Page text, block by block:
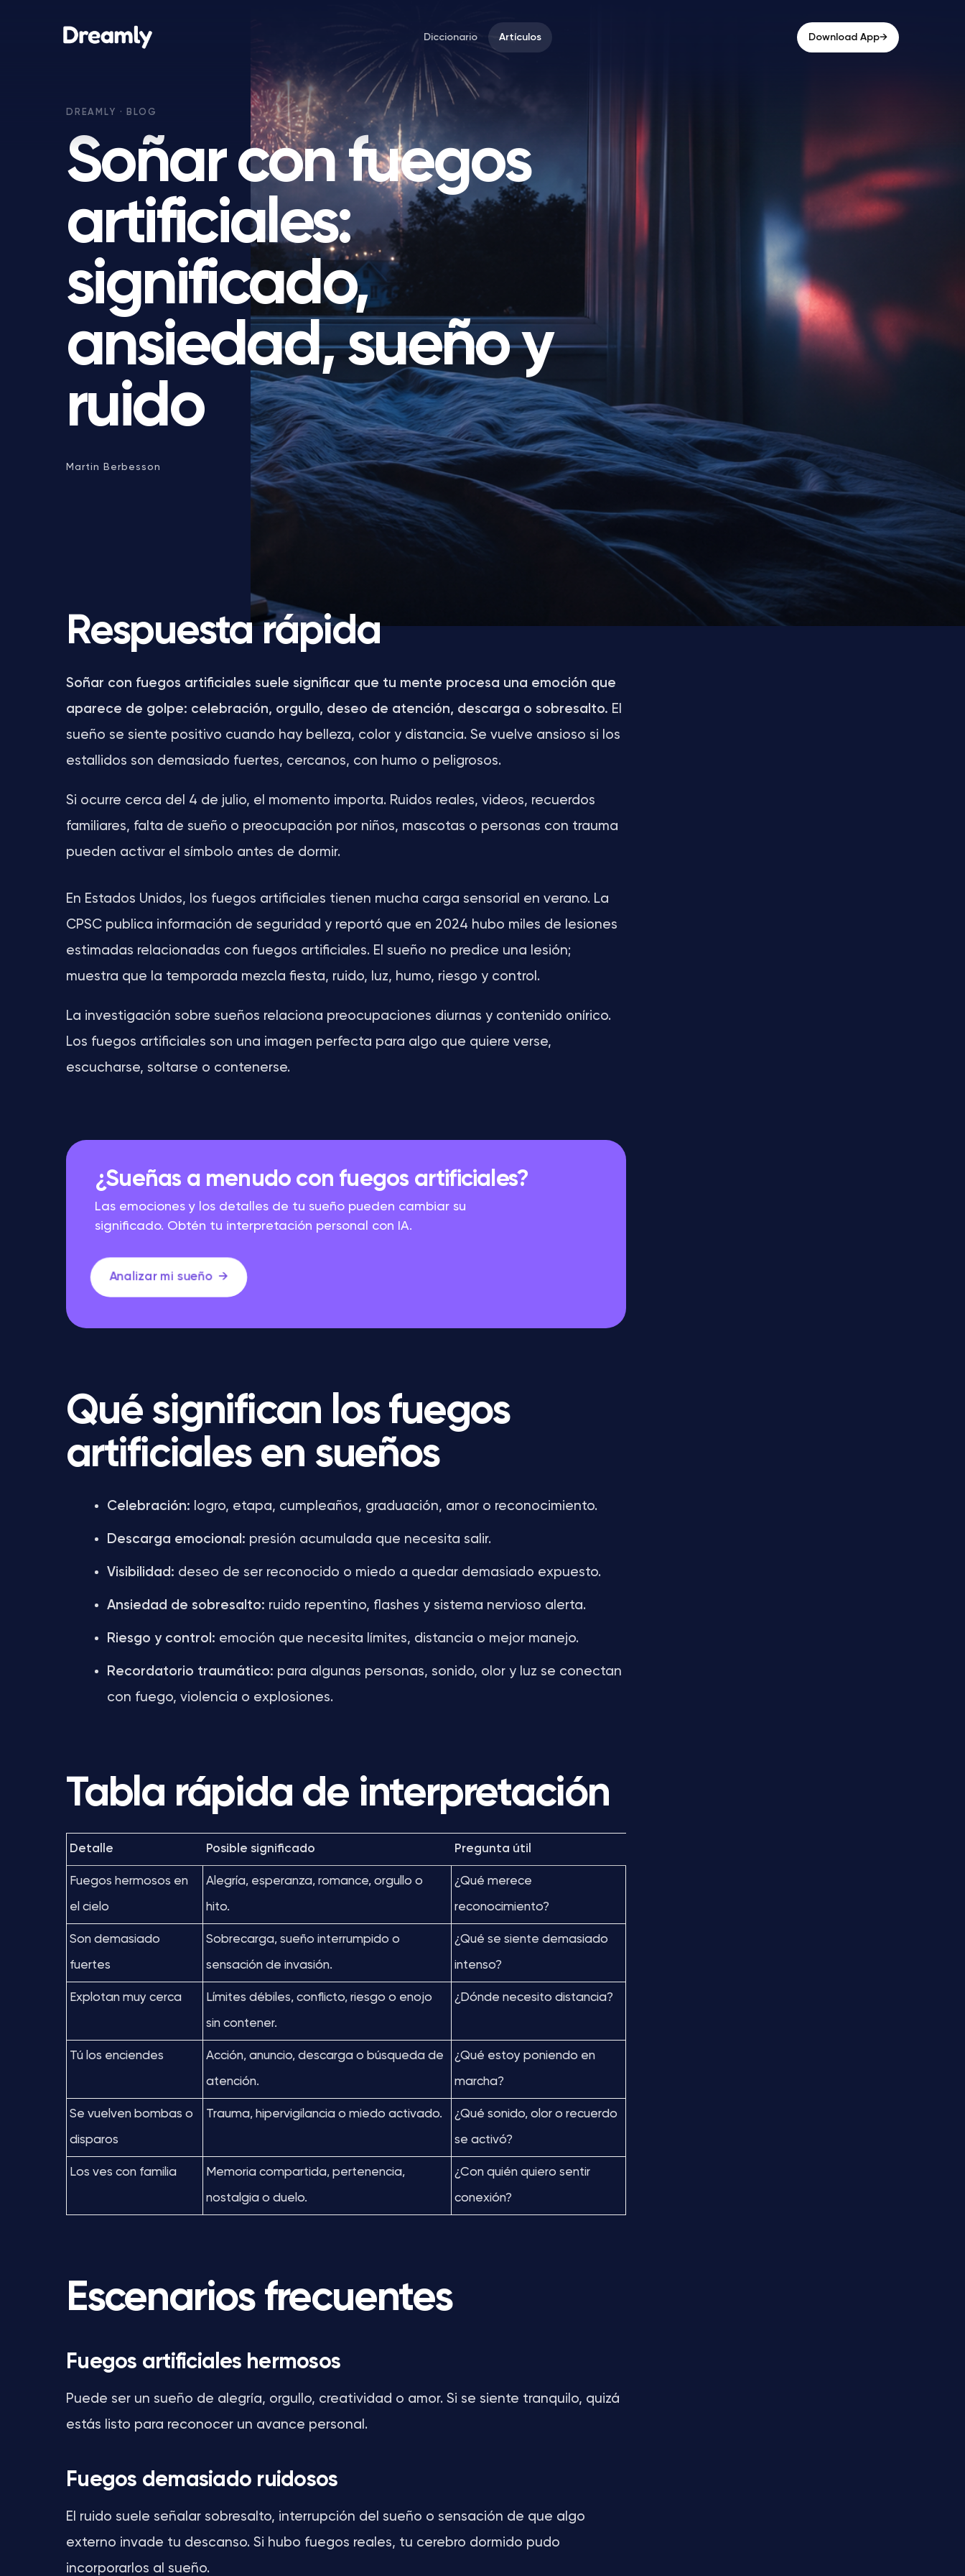
Diccionario Artículos Download App→
Soñar con fuegos
artificiales:
significado,
ansiedad, sueño y
ruido
Martin Berbesson
Respuesta rápida
Soñar con fuegos artificiales suele significar que tu mente procesa una emoción que
aparece de golpe: celebración, orgullo, deseo de atención, descarga o sobresalto. El
sueño se siente positivo cuando hay belleza, color y distancia. Se vuelve ansioso si los
estallidos son demasiado fuertes, cercanos, con humo o peligrosos.
Si ocurre cerca del 4 de julio, el momento importa. Ruidos reales, videos, recuerdos
familiares, falta de sueño o preocupación por niños, mascotas o personas con trauma
pueden activar el símbolo antes de dormir.
En Estados Unidos, los fuegos artificiales tienen mucha carga sensorial en verano. La
CPSC publica información de seguridad y reportó que en 2024 hubo miles de lesiones
estimadas relacionadas con fuegos artificiales. El sueño no predice una lesión;
muestra que la temporada mezcla fiesta, ruido, luz, humo, riesgo y control.
La investigación sobre sueños relaciona preocupaciones diurnas y contenido onírico.
Los fuegos artificiales son una imagen perfecta para algo que quiere verse,
escucharse, soltarse o contenerse.
¿Sueñas a menudo con fuegos artificiales?
Las emociones y los detalles de tu sueño pueden cambiar su
significado. Obtén tu interpretación personal con IA.
Analizar mi sueño
Qué significan los fuegos
artificiales en sueños
Celebración: logro, etapa, cumpleaños, graduación, amor o reconocimiento.
Descarga emocional: presión acumulada que necesita salir.
Visibilidad: deseo de ser reconocido o miedo a quedar demasiado expuesto.
Ansiedad de sobresalto: ruido repentino, flashes y sistema nervioso alerta.
Riesgo y control: emoción que necesita límites, distancia o mejor manejo.
Recordatorio traumático: para algunas personas, sonido, olor y luz se conectan
con fuego, violencia o explosiones.
Tabla rápida de interpretación
Detalle Posible significado Pregunta útil
Fuegos hermosos en
el cielo
Alegría, esperanza, romance, orgullo o
hito.
¿Qué merece
reconocimiento?
Son demasiado
fuertes
Sobrecarga, sueño interrumpido o
sensación de invasión.
¿Qué se siente demasiado
intenso?
Explotan muy cerca Límites débiles, conflicto, riesgo o enojo
sin contener.
¿Dónde necesito distancia?
Tú los enciendes Acción, anuncio, descarga o búsqueda de
atención.
¿Qué estoy poniendo en
marcha?
Se vuelven bombas o
disparos
Trauma, hipervigilancia o miedo activado. ¿Qué sonido, olor o recuerdo
se activó?
Los ves con familia Memoria compartida, pertenencia,
nostalgia o duelo.
¿Con quién quiero sentir
conexión?
Escenarios frecuentes
Fuegos artificiales hermosos
Puede ser un sueño de alegría, orgullo, creatividad o amor. Si se siente tranquilo, quizá
estás listo para reconocer un avance personal.
Fuegos demasiado ruidosos
El ruido suele señalar sobresalto, interrupción del sueño o sensación de que algo
externo invade tu descanso. Si hubo fuegos reales, tu cerebro dormido pudo
incorporarlos al sueño.